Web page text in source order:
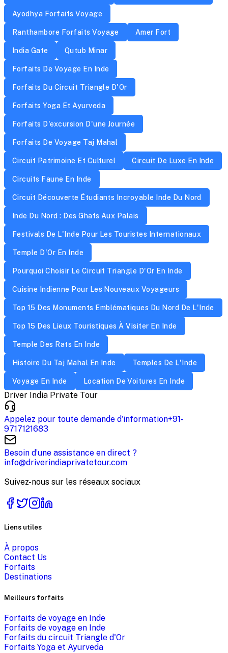
Ayodhya Forfaits Voyage
Ranthambore Forfaits Voyage Amer Fort
India Gate Qutub Minar
Forfaits De Voyage En Inde
Forfaits Du Circuit Triangle D'Or
Forfaits Yoga Et Ayurveda
Forfaits D'excursion D'une Journée
Forfaits De Voyage Taj Mahal
Circuit Patrimoine Et Culturel Circuit De Luxe En Inde
Circuits Faune En Inde
Circuit Découverte Étudiants Incroyable Inde Du Nord
Inde Du Nord : Des Ghats Aux Palais
Festivals De L'Inde Pour Les Touristes Internationaux
Temple D'Or En Inde
Pourquoi Choisir Le Circuit Triangle D'Or En Inde
Cuisine Indienne Pour Les Nouveaux Voyageurs
Top 15 Des Monuments Emblématiques Du Nord De L'Inde
Top 15 Des Lieux Touristiques À Visiter En Inde
Temple Des Rats En Inde
Histoire Du Taj Mahal En Inde Temples De L'Inde
Voyage En Inde Location De Voitures En Inde
Driver India Private Tour
Appelez pour toute demande d'information+91-
9717121683
Besoin d’une assistance en direct ?
info@driverindiaprivatetour.com
Suivez-nous sur les réseaux sociaux
Liens utiles
À propos
Contact Us
Forfaits
Destinations
Meilleurs forfaits
Forfaits de voyage en Inde
Forfaits de voyage en Inde
Forfaits du circuit Triangle d'Or
Forfaits Yoga et Ayurveda